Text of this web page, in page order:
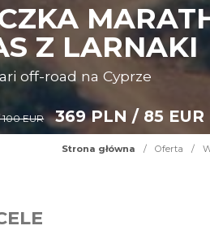
Z LARNAKI
off-road na Cyprze
EUR 369 PLN / 85 EUR
Strona główna / Oferta /